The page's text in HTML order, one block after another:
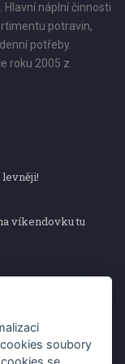
náplní činnosti
potravin,
potřeby.
roku 2005 z
víkendovku tu
víkendovku tu
sekerku Fiskars
soubory
se